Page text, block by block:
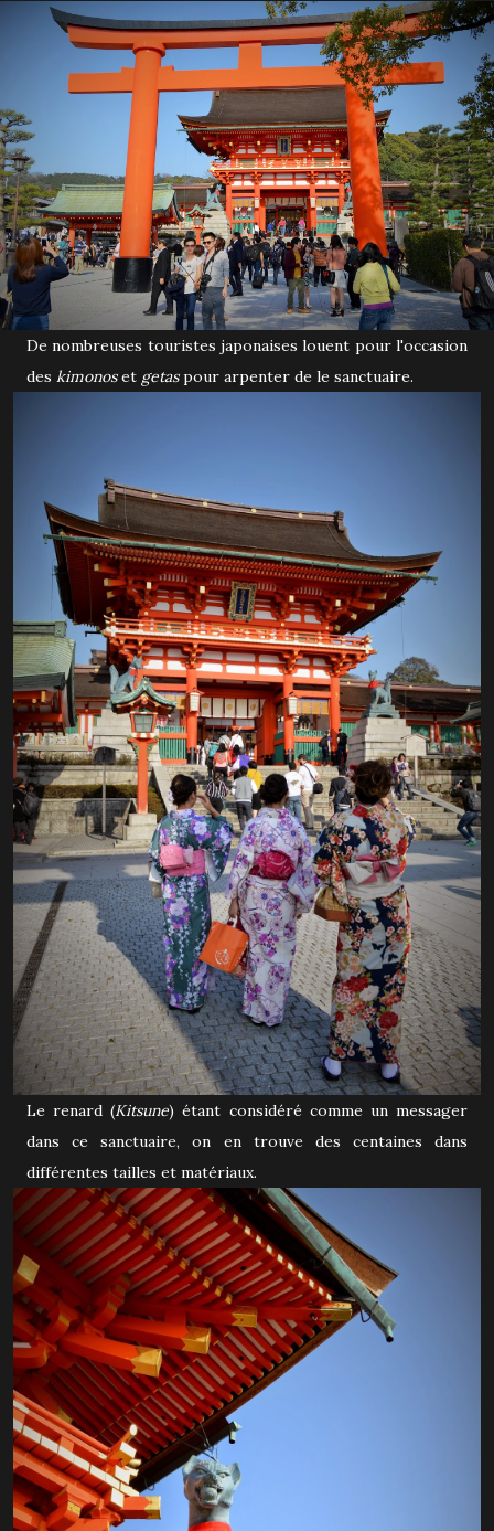
De nombreuses touristes japonaises louent pour l'occasion
des kimonoset getaspour arpenter de le sanctuaire.
Le renard (Kitsune) étant considéré comme un messager
dans ce sanctuaire, on en trouve des centaines dans
différentes tailles et matériaux.